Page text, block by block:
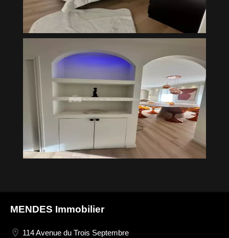
MENDES Immobilier
114 Avenue du Trois Septembre